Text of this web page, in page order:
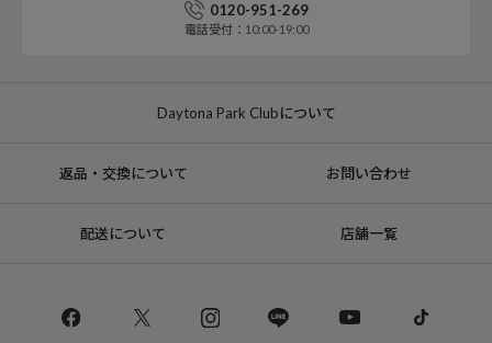
0120-951-269
電話受付：10:00-19:00
Daytona Park Clubについて
返品・交換について お問い合わせ
配送について 店舗一覧